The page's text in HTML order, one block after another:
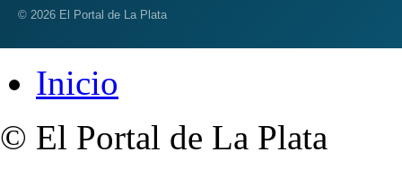
© 2026 El Portal de La Plata
Inicio
© El Portal de La Plata